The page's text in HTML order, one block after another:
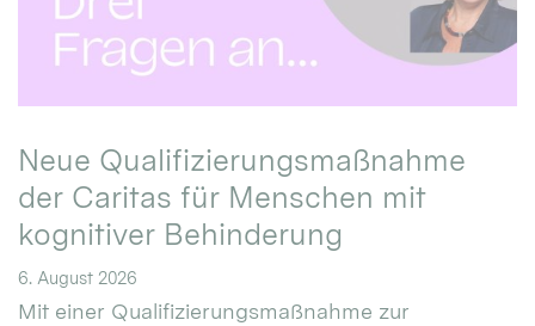
Neue Qualifizierungsmaßnahme
der Caritas für Menschen mit
kognitiver Behinderung
6. August 2026
Mit einer Qualifizierungsmaßnahme zur